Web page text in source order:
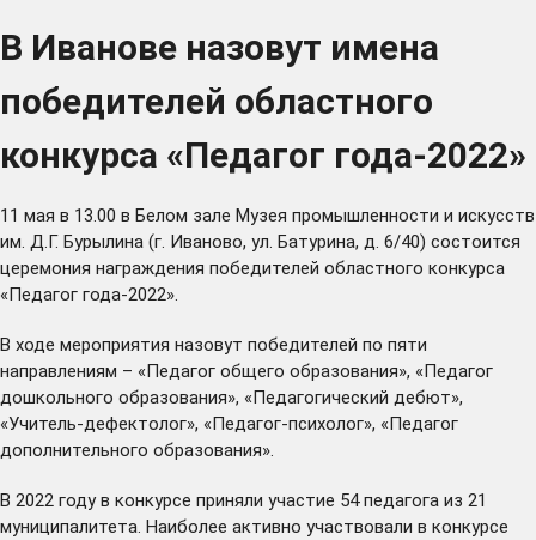
В Иванове назовут имена
победителей областного
конкурса «Педагог года-2022»
11 мая в 13.00 в Белом зале Музея промышленности и искусств
им. Д.Г. Бурылина (г. Иваново, ул. Батурина, д. 6/40) состоится
церемония награждения победителей областного конкурса
«Педагог года-2022».
В ходе мероприятия назовут победителей по пяти
направлениям – «Педагог общего образования», «Педагог
дошкольного образования», «Педагогический дебют»,
«Учитель-дефектолог», «Педагог-психолог», «Педагог
дополнительного образования».
В 2022 году в конкурсе приняли участие 54 педагога из 21
муниципалитета. Наиболее активно участвовали в конкурсе